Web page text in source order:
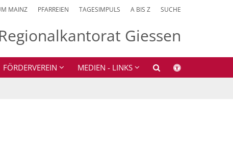
MAINZ PFARREIEN TAGESIMPULS A BIS Z SUCHE
Regionalkantorat Giessen
FÖRDERVEREIN MEDIEN - LINKS